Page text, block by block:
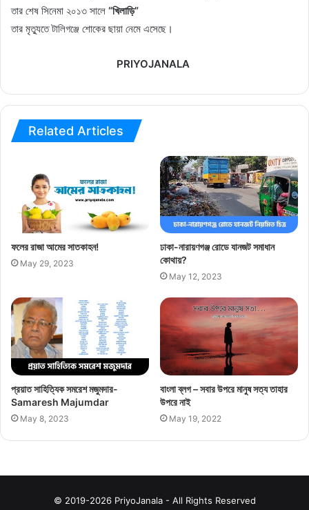
তার শেষ সিনেমা ২০১৩ সালে “খিলাড়ি”
তার মৃত্যুতে টালিগঞ্জে শোকের ছায়া নেমে এসেছে।
PRIYOJANALA
Related Articles
ফলের রাজা আমের সাতকাহন!
May 29, 2023
ঢাকা-নারায়ণগঞ্জ রোডে যানজট সমাধান
কোথায়?
May 12, 2023
প্রয়াত সাহিত্যিক সমরেশ মজুমদার-
Samaresh Majumdar
May 8, 2023
বাংলা ব্লগ – সবার উপরে মানুষ সত্য তাহার
উপরে নাই
May 19, 2022
© 2019-2026 PriyoJanala - All Rights Reserved